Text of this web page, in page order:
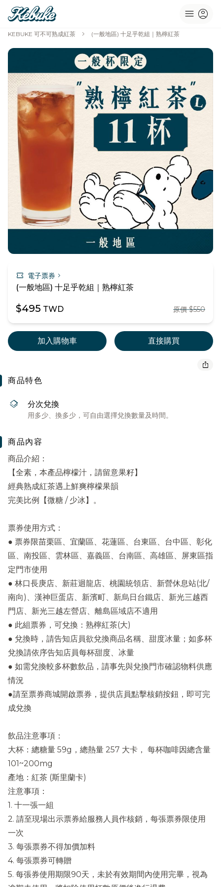
menu account_circle
KEBUKE 可不可熟成紅茶 chevron_right (一般地區) 十足乎乾組｜熟檸紅茶
confirmation_number 電子票券 chevron_right
(一般地區) 十足乎乾組｜熟檸紅茶
$495 TWD 原價 $550
加入購物車 直接購買
ios_share
商品特色
layers 分次兌換
用多少、換多少，可自由選擇兌換數量及時間。
商品內容
商品介紹：
【全素，本產品檸檬汁，請留意果籽】
經典熟成紅茶遇上鮮爽檸檬果韻
完美比例【微糖 / 少冰】。
票券使用方式：
● 票券限苗栗區、宜蘭區、花蓮區、台東區、台中區、彰化
區、南投區、雲林區、嘉義區、台南區、高雄區、屏東區指
定門市使用
● 林口長庚店、新莊迴龍店、桃園統領店、新營休息站(北/
南向)、漢神巨蛋店、新濱町、新烏日台鐵店、新光三越西
門店、新光三越左營店、離島區域店不適用
● 此組票券，可兌換：熟檸紅茶(大)
● 兌換時，請告知店員欲兌換商品名稱、甜度冰量；如多杯
兌換請依序告知店員每杯甜度、冰量
● 如需兌換較多杯數飲品，請事先與兌換門市確認物料供應
情況
●請至票券商城開啟票券，提供店員點擊核銷按鈕，即可完
成兌換
飲品注意事項：
大杯：總糖量 59g，總熱量 257 大卡， 每杯咖啡因總含量
101~200mg
產地：紅茶 (斯里蘭卡)
注意事項：
1. 十一張一組
2. 請至現場出示票券給服務人員作核銷，每張票券限使用
一次
3. 每張票券不得加價加料
4. 每張票券可轉贈
5. 每張券使用期限90天，未於有效期間內使用完畢，視為